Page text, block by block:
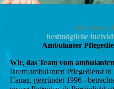
Wir bieten
bestmögliche
Ambulanter
Wir, das Team vom
Ihrem ambulanten Pflegedienst in
Hanau, gegründet 1996 -